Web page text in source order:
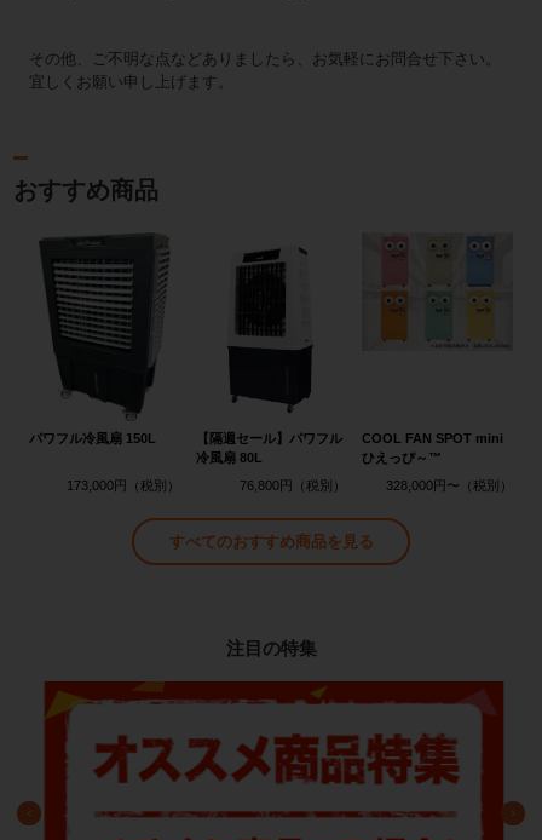
その他、ご不明な点などありましたら、お気軽にお問合せ下さい。
宜しくお願い申し上げます。
おすすめ商品
パワフル冷風扇 150L
173,000円
【隔週セール】パワフル
冷風扇 80L
76,800円
COOL FAN SPOT mini
ひえっぴ～™
328,000円〜
すべてのおすすめ商品を見る
注目の特集